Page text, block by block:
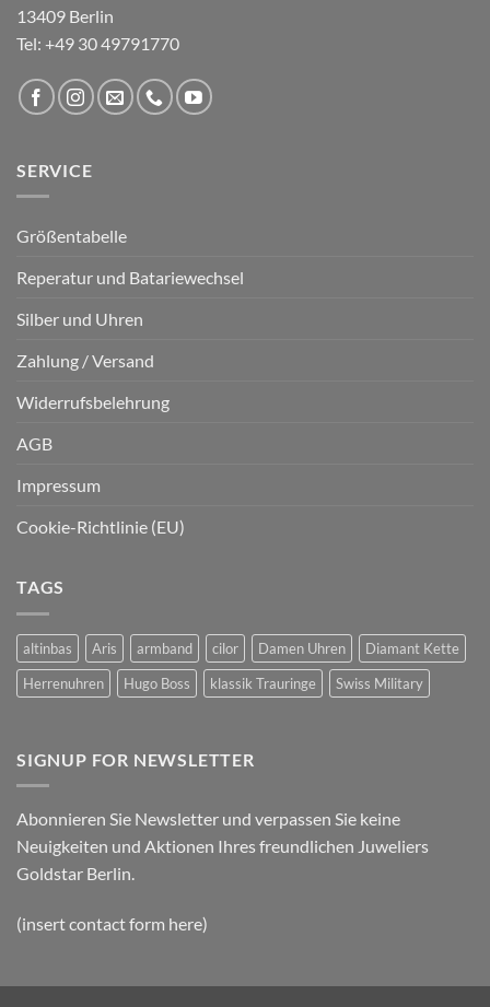
13409 Berlin
Tel: +49 30 49791770
SERVICE
Größentabelle
Reperatur und Batariewechsel
Silber und Uhren
Zahlung / Versand
Widerrufsbelehrung
AGB
Impressum
Cookie-Richtlinie (EU)
TAGS
altinbas Aris armband cilor Damen Uhren
Diamant Kette
Herrenuhren
Hugo Boss klassik Trauringe Swiss Military
SIGNUP FOR NEWSLETTER
Abonnieren Sie Newsletter und verpassen Sie keine
Neuigkeiten und Aktionen Ihres freundlichen Juweliers
Goldstar Berlin.
(insert contact form here)